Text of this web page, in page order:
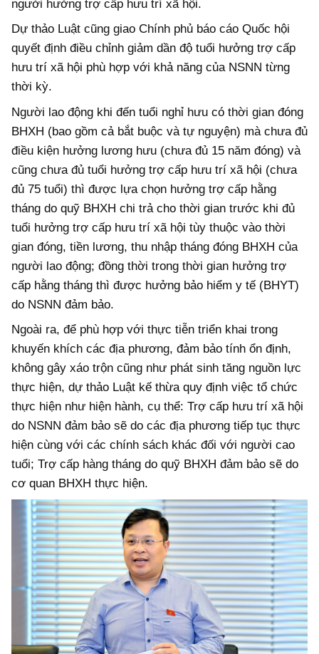
người hưởng trợ cấp hưu trí xã hội.
Dự thảo Luật cũng giao Chính phủ báo cáo Quốc hội
quyết định điều chỉnh giảm dần độ tuổi hưởng trợ cấp
hưu trí xã hội phù hợp với khả năng của NSNN từng
thời kỳ.
Người lao động khi đến tuổi nghỉ hưu có thời gian đóng
BHXH (bao gồm cả bắt buộc và tự nguyện) mà chưa đủ
điều kiện hưởng lương hưu (chưa đủ 15 năm đóng) và
cũng chưa đủ tuổi hưởng trợ cấp hưu trí xã hội (chưa
đủ 75 tuổi) thì được lựa chọn hưởng trợ cấp hằng
tháng do quỹ BHXH chi trả cho thời gian trước khi đủ
tuổi hưởng trợ cấp hưu trí xã hội tùy thuộc vào thời
gian đóng, tiền lương, thu nhập tháng đóng BHXH của
người lao động; đồng thời trong thời gian hưởng trợ
cấp hằng tháng thì được hưởng bảo hiểm y tế (BHYT)
do NSNN đảm bảo.
Ngoài ra, để phù hợp với thực tiễn triển khai trong
khuyến khích các địa phương, đảm bảo tính ổn định,
không gây xáo trộn cũng như phát sinh tăng nguồn lực
thực hiện, dự thảo Luật kế thừa quy định việc tổ chức
thực hiện như hiện hành, cụ thể: Trợ cấp hưu trí xã hội
do NSNN đảm bảo sẽ do các địa phương tiếp tục thực
hiện cùng với các chính sách khác đối với người cao
tuổi; Trợ cấp hàng tháng do quỹ BHXH đảm bảo sẽ do
cơ quan BHXH thực hiện.